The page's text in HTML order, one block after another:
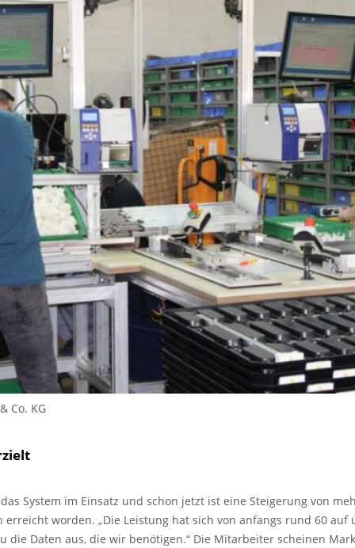
Co. KG
System im Einsatz und schon jetzt ist eine Steigerung von
worden. „Die Leistung hat sich von anfangs rund 60 auf
die Daten aus, die wir benötigen.“ Die Mitarbeiter scheinen